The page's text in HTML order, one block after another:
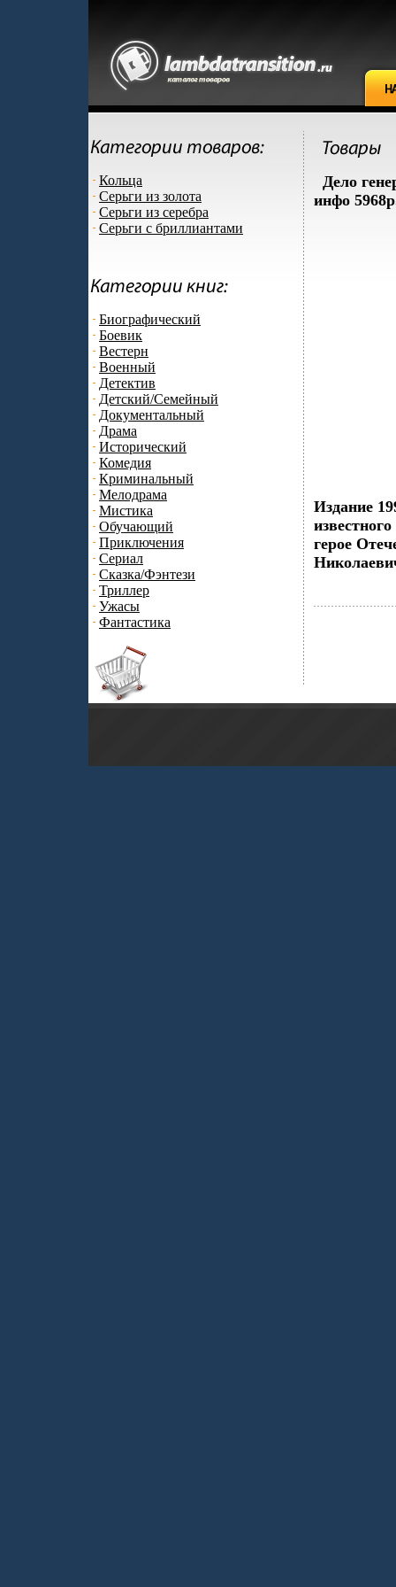
Кольца
Серьги из золота
Серьги из серебра
Серьги с бриллиантами
Биографический
Боевик
Вестерн
Военный
Детектив
Детский/Семейный
Документальный
Драма
Исторический
Комедия
Криминальный
Мелодрама
Мистика
Обучающий
Приключения
Сериал
Сказка/Фэнтези
Триллер
Ужасы
Фантастика
Дело
инфо
Издание
герое